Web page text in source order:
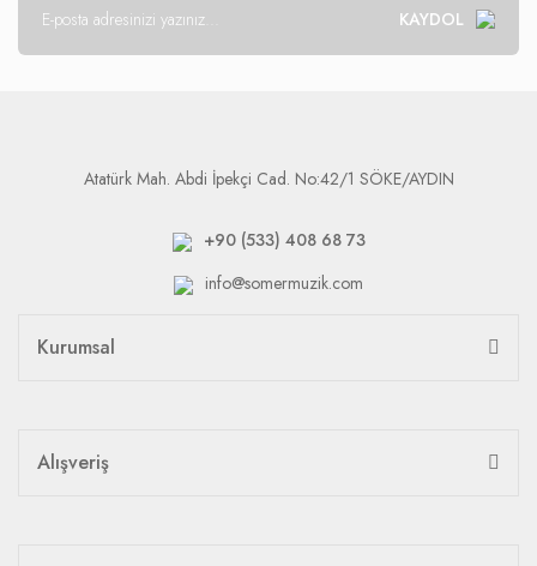
KAYDOL
Atatürk Mah. Abdi İpekçi Cad. No:42/1 SÖKE/AYDIN
+90 (533) 408 68 73
info@somermuzik.com
Kurumsal
Alışveriş